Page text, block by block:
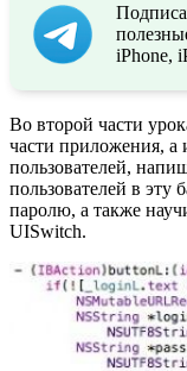
iPhone,
Во второй части
части приложения, а
пользователей,
пользователей в эту
паролю, а также
UISwitch.